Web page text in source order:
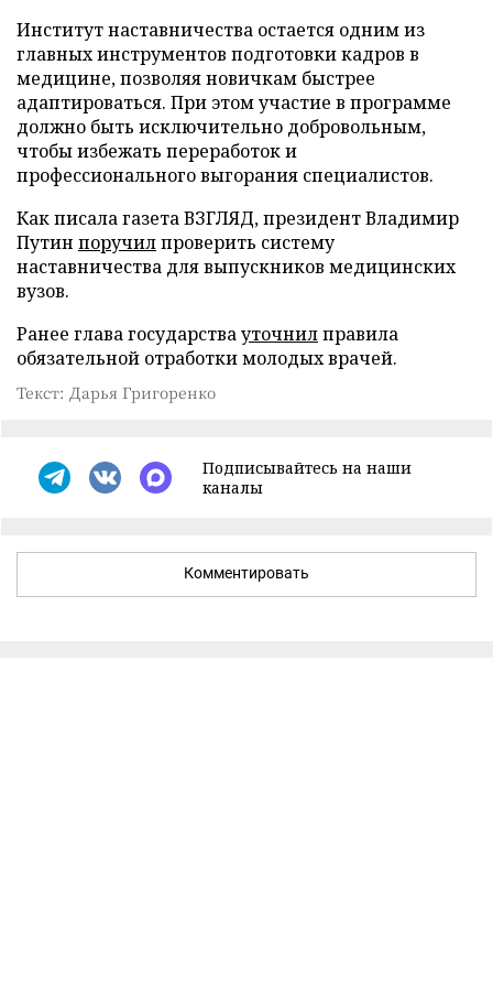
Институт наставничества остается одним из
главных инструментов подготовки кадров в
медицине, позволяя новичкам быстрее
адаптироваться. При этом участие в программе
должно быть исключительно добровольным,
чтобы избежать переработок и
профессионального выгорания специалистов.
Как писала газета ВЗГЛЯД, президент Владимир
Путин поручилпроверить систему
наставничества для выпускников медицинских
вузов.
Ранее глава государствауточнилправила
обязательной отработки молодых врачей.
Текст: Дарья Григоренко
Подписывайтесь на наши
каналы
Комментировать